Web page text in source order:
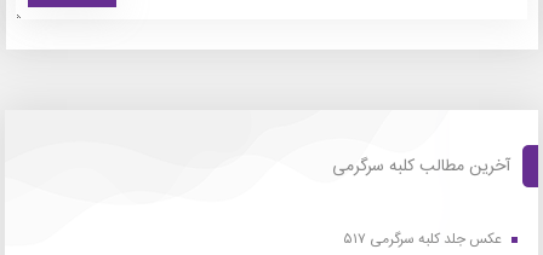
آخرین مطالب کلبه سرگرمی
عکس جلد کلبه سرگرمی ۵۱۷